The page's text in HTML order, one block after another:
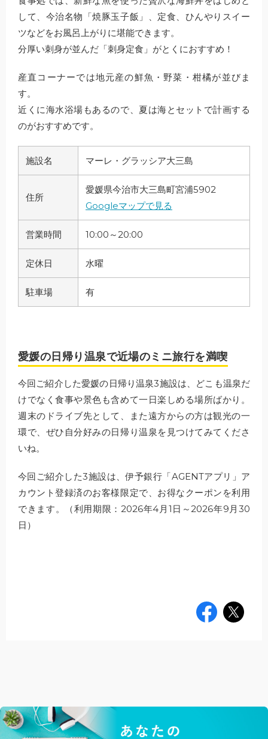
して、今治名物「焼豚玉子飯」、定食、ひんやりスイー
ツなどをお風呂上がりに堪能できます。
分厚い刺身が並んだ「刺身定食」がとくにおすすめ！
産直コーナーでは地元産の鮮魚・野菜・柑橘が並びま
す。
近くに海水浴場もあるので、夏は海とセットで計画する
のがおすすめです。
施設名 マーレ・グラッシア大三島
住所
愛媛県今治市大三島町宮浦5902
Googleマップで見る
営業時間 10:00～20:00
定休日 水曜
駐車場 有
愛媛の日帰り温泉で近場のミニ旅行を満喫
今回ご紹介した愛媛の日帰り温泉3施設は、どこも温泉だ
けでなく食事や景色も含めて一日楽しめる場所ばかり。
週末のドライブ先として、また遠方からの方は観光の一
環で、ぜひ自分好みの日帰り温泉を見つけてみてくださ
いね。
今回ご紹介した3施設は、伊予銀行「AGENTアプリ」ア
カウント登録済のお客様限定で、お得なクーポンを利用
できます。（利用期限：2026年4月1日～2026年9月30
日）